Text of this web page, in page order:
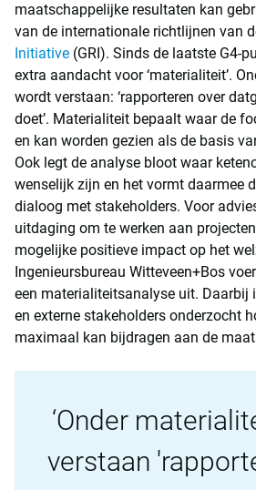
maatschappelijke resultaten kan
van de internationale richtlijnen van
Initiative (GRI). Sinds de laatste G4-
extra aandacht voor ‘materialiteit’.
wordt verstaan: ‘rapporteren over
doet’. Materialiteit bepaalt waar de
en kan worden gezien als de basis
Ook legt de analyse bloot waar
wenselijk zijn en het vormt daarmee
dialoog met stakeholders. Voor
uitdaging om te werken aan
mogelijke positieve impact op het
Ingenieursbureau Witteveen+Bos
een materialiteitsanalyse uit. Daarbij
en externe stakeholders onderzocht
maximaal kan bijdragen aan de
Onder
verstaan